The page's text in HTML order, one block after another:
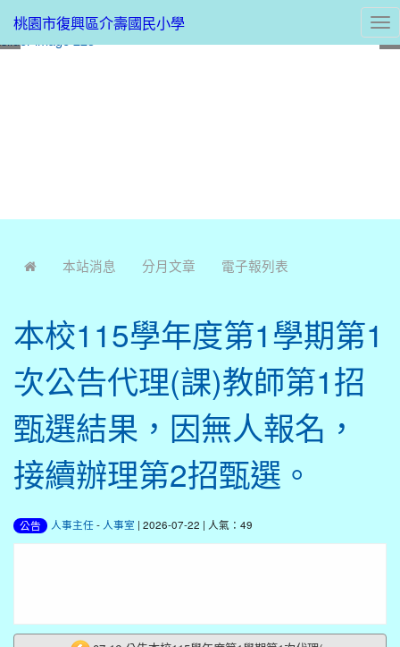
桃園市復興區介壽國民小學
本站消息 分月文章 電子報列表
本校115學年度第1學期第1
次公告代理(課)教師第1招
甄選結果，因無人報名，
接續辦理第2招甄選。
公告 人事主任- 人事室 | 2026-07-22 | 人氣：49